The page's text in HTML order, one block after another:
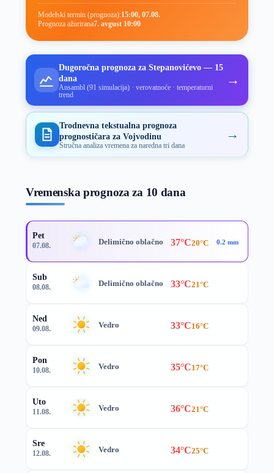
Modelski termin (prognoza):15:00, 07.08.
Prognoza ažurirana7. avgust 10:00
Dugoročna prognoza za Stepanovićevo — 15
dana
Ansambl (91 simulacija) · verovatnoće · temperaturni
trend
→
Trodnevna tekstualna prognoza
prognostičara za Vojvodinu
Stručna analiza vremena za naredna tri dana
→
Vremenska prognoza za 10 dana
Pet
07.08. Delimično oblačno 37°C20°C 0.2 mm
Sub
08.08. Delimično oblačno 33°C21°C
Ned
09.08. Vedro 33°C16°C
Pon
10.08. Vedro 35°C17°C
Uto
11.08. Vedro 36°C21°C
Sre
12.08. Vedro 34°C25°C